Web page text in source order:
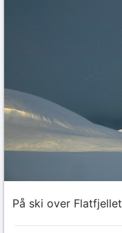
På ski over Flatfjellet